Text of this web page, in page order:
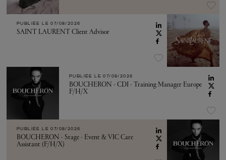
PUBLIÉE LE 07/08/2026
SAINT LAURENT Client Advisor
PUBLIÉE LE 07/08/2026
BOUCHERON - CDI - Training Manager Europe
F/H/X
PUBLIÉE LE 07/08/2026
BOUCHERON - Stage - Event & VIC Care
Assistant (F/H/X)